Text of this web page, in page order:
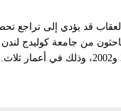
قد يؤدي إلى تراجع
من جامعة كوليدج